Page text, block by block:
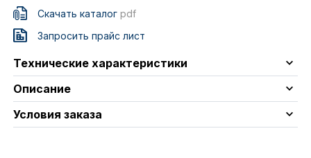
Скачать каталогpdf
Запросить прайс лист
Технические характеристики
Описание
Условия заказа